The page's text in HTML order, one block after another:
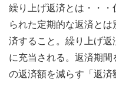
ナ
ビ
ゲ
繰り上げ返済とは・・
られた定期的な返済と
済すること。繰り上げ
に充当される。返済期
の返済額を減らす「返済